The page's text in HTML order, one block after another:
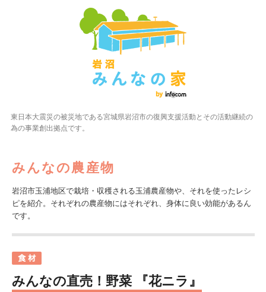
東日本大震災の被災地である宮城県岩沼市の復興支援活動とその活動継続の
為の事業創出拠点です。
みんなの農産物
岩沼市玉浦地区で栽培・収穫される玉浦農産物や、それを使ったレシ
ピを紹介。それぞれの農産物にはそれぞれ、身体に良い効能があるん
です。
みんなの直売！野菜 『花ニラ』